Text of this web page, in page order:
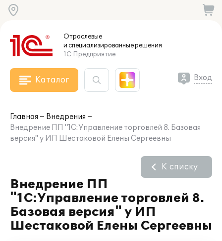
Отраслевые
и специализированныерешения
1С:Предприятие
Каталог Вход
Главная
Внедрения
Внедрение ПП "1С:Управление торговлей 8. Базовая
версия" у ИП Шестаковой Елены Сергеевны
Внедрение ПП
"1С:Управление торговлей 8.
Базовая версия" у ИП
Шестаковой Елены Сергеевны
К списку